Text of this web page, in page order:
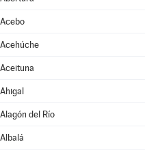
Acebo
Acehúche
Aceituna
Ahigal
Alagón del Río
Albalá